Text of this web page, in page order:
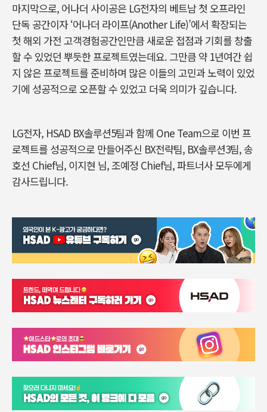
마지막으로, 어나더 사이공은 LG전자의 베트남 첫 오프라인
단독 공간이자 ‘어나더 라이프(Another Life)’에서 확장되는
첫 해외 가전 고객경험공간인만큼 새로운 접점과 기회를 창출
할 수 있었던 뿌듯한 프로젝트였는데요. 그만큼 약 1년여간 쉽
지 않은 프로젝트를 준비하며 많은 이들의 고민과 노력이 있었
기에 성공적으로 오픈할 수 있었고 더욱 의미가 깊습니다.
LG전자, HSAD BX솔루션5팀과 함께 One Team으로 이번 프
로젝트를 성공적으로 만들어주신 BX전략팀, BX솔루션3팀, 송
호선 Chief님, 이지현 님, 조예정 Chief님, 파트너사 모두에게
감사드립니다.